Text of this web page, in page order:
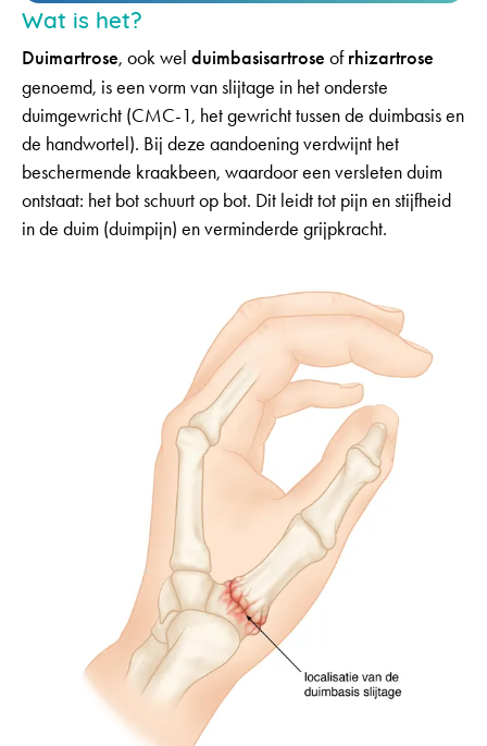
Wat is het?
Duimartrose, ook wel duimbasisartrose of rhizartrose
genoemd, is een vorm van slijtage in het onderste
duimgewricht (CMC-1, het gewricht tussen de duimbasis en
de handwortel). Bij deze aandoening verdwijnt het
beschermende kraakbeen, waardoor een versleten duim
ontstaat: het bot schuurt op bot. Dit leidt tot pijn en stijfheid
in de duim (duimpijn) en verminderde grijpkracht.